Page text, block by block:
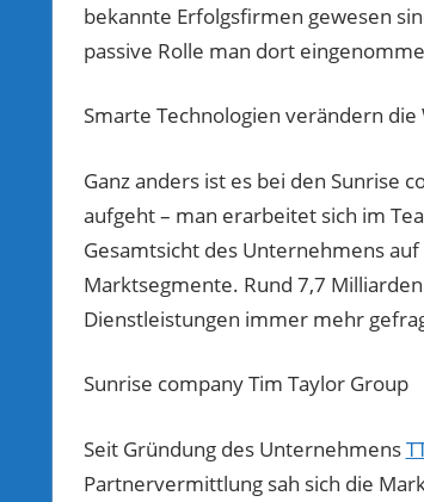
bekannte Erfolgsfirmen gewesen
passive Rolle man dort
Smarte Technologien verändern
Ganz anders ist es bei den Sunrise
aufgeht – man erarbeitet sich im
Gesamtsicht des Unternehmens
Marktsegmente. Rund 7,7
Dienstleistungen immer mehr
Sunrise company Tim Taylor Group
Seit Gründung des Unternehmens
Partnervermittlung sah sich die